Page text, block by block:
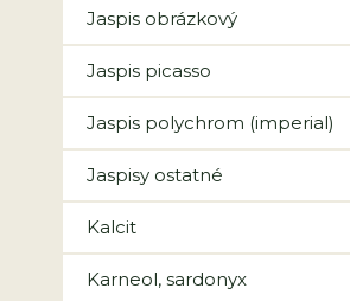
Jaspis obrázkový
Jaspis picasso
Jaspis polychrom (imperial)
Jaspisy ostatné
Kalcit
Karneol, sardonyx